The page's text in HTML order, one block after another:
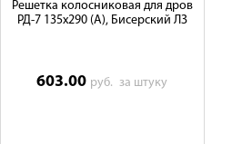
Решетка колосниковая для дров
РД-7 135х290 (А), Бисерский ЛЗ
603.00 руб.за штуку